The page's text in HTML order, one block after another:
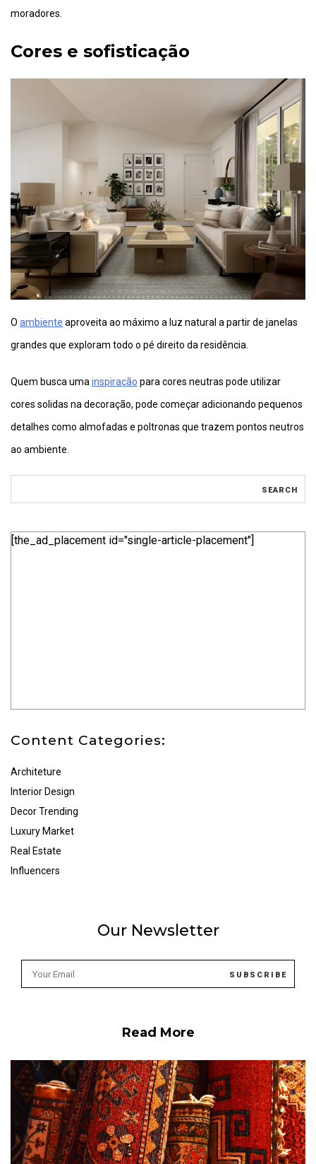
moradores.
Cores e sofisticação
O ambiente aproveita ao máximo a luz natural a partir de janelas
grandes que exploram todo o pé direito da residência.
Quem busca umainspiração para cores neutras pode utilizar
cores solidas na decoração, pode começar adicionando pequenos
detalhes como almofadas e poltronas que trazem pontos neutros
ao ambiente.
[the_ad_placement id="single-article-placement"]
Content Categories:
Architeture
Interior Design
Decor Trending
Luxury Market
Real Estate
Influencers
Our Newsletter
Read More